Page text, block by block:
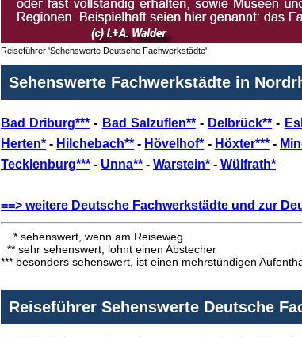
Reiseführer 'Sehenswerte Deutsche Fachwerkstädte' -
Sehenswerte Fachwerkstädte in
Bad Driburg*** - Bad Salzuflen**- Delbrück** -
Herten* - Hilchebach** - Hövelhof* - Höxter***-
Tecklenburg*** - Unna** - Warstein* - Wülfrath*
==> weitere Deutsche Fachwerkstädte und zur
* sehenswert, wenn am Reiseweg
** sehr sehenswert, lohnt einen Abstecher
*** besonders sehenswert, ist einen mehrstündigen
Reiseführer Sehenswerte Deutsche